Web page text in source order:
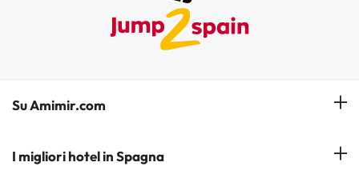
Su Amimir.com
Il Nostro Team
I migliori hotel in Spagna